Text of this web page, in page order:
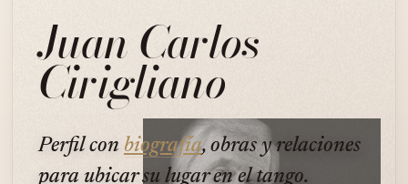
Juan Carlos
Cirigliano
Perfil con biografía, obras y relaciones
para ubicar su lugar en el tango.